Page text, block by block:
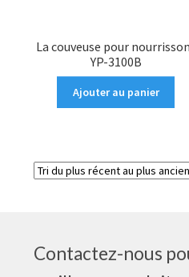
La couveuse pour
YP-3100B
Ajouter au panier
Contactez-nous